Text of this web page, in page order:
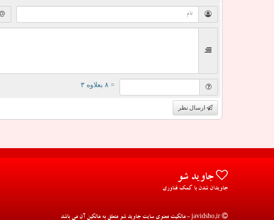
= ۸ بعلاوه ۳
ارسال نظر
جاوید شو
جاویدان شدن با کمک فناوری